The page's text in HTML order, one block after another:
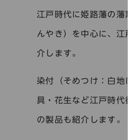
江戸時代に姫路藩の藩窯
んやき）を中心に、江戸
介します。
染付（そめつけ：白地に
具・花生など江戸時代後
の製品も紹介します。